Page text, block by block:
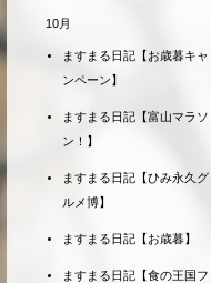
10月
ますまる日記【お歳暮キャ
ンペーン】
ますまる日記【富山マラソ
ン！】
ますまる日記【ひみ永久グ
ルメ博】
ますまる日記【お歳暮】
ますまる日記【食の王国フ